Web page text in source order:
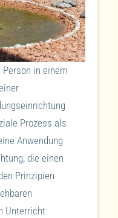
in einem
Prozess als
Anwendung
die einen
Prinzipien
Unterricht